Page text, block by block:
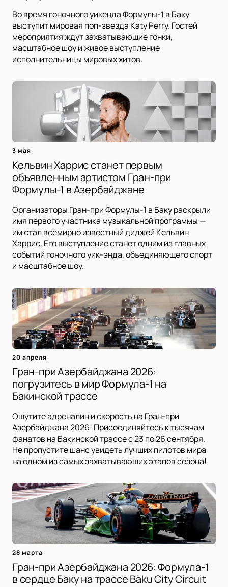
Во время гоночного уикенда Формулы-1 в Баку
выступит мировая поп-звезда Katy Perry. Гостей
мероприятия ждут захватывающие гонки,
масштабное шоу и живое выступление
исполнительницы мировых хитов.
3 мая
Кельвин Харрис станет первым
объявленным артистом Гран-при
Формулы-1 в Азербайджане
Организаторы Гран-при Формулы-1 в Баку раскрыли
имя первого участника музыкальной программы —
им стал всемирно известный диджей Кельвин
Харрис. Его выступление станет одним из главных
событий гоночного уик-энда, объединяющего спорт
и масштабное шоу.
20 апреля
Гран-при Азербайджана 2026:
погрузитесь в мир Формула-1 на
Бакинской трассе
Ощутите адреналин и скорость на Гран-при
Азербайджана 2026! Присоединяйтесь к тысячам
фанатов на Бакинской трассе с 23 по 26 сентября.
Не пропустите шанс увидеть лучших пилотов мира
на одном из самых захватывающих этапов сезона!
28 марта
Гран-при Азербайджана 2026: Формула-1
в сердце Баку на трассе Baku City Circuit